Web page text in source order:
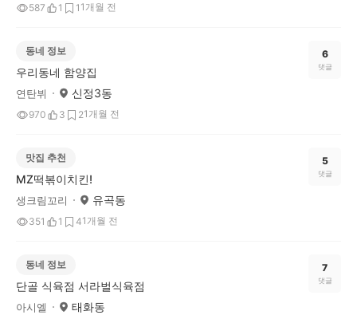
587 1 1 1개월 전
동네 정보
우리동네 함양집
연탄뷔 신정3동
970 3 21개월 전
6
댓글
맛집 추천
MZ떡볶이치킨!
생크림꼬리 유곡동
351 1 41개월 전
5
댓글
동네 정보
단골 식육점 서라벌식육점
아시엘 태화동
7
댓글